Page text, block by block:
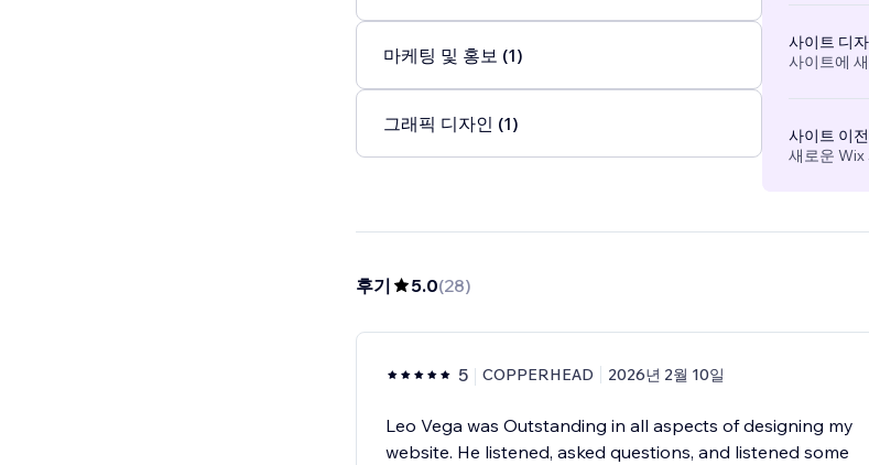
마케팅 및 홍보 (1)
그래픽 디자인 (1)
사이트 디
사이트에
사이트 이전
새로운 Wix
후기 5.0(28)
5 COPPERHEAD 2026년 2월 10일
Leo Vega was Outstanding in all aspects of designing my
website. He listened, asked questions, and listened some